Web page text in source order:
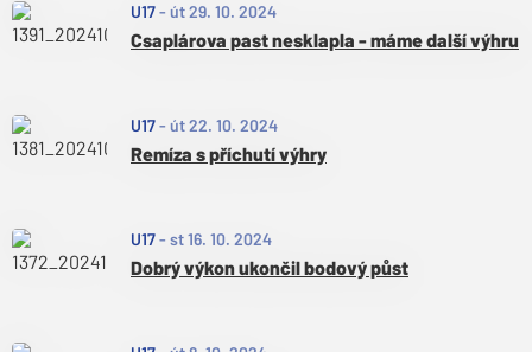
U17- út 29. 10. 2024
Csaplárova past nesklapla - máme další výhru
U17- út 22. 10. 2024
Remíza s příchutí výhry
U17- st 16. 10. 2024
Dobrý výkon ukončil bodový půst